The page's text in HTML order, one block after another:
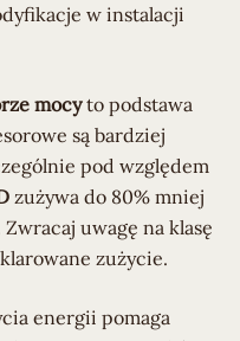
w instalacji
mocyto podstawa
są bardziej
pod względem
zużywa do 80% mniej
uwagę na klasę
zużycie.
energii pomaga